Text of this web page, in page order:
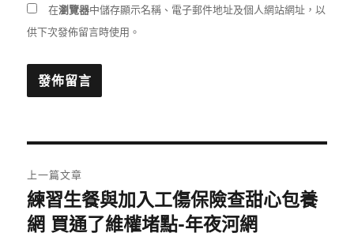
在瀏覽器中儲存顯示名稱、電子郵件地址及個人網站網址，以
供下次發佈留言時使用。
章
導
上一篇文章
上
一
練習生餐與加入工傷保險查甜心包養
網 買通了維權堵點-年夜河網